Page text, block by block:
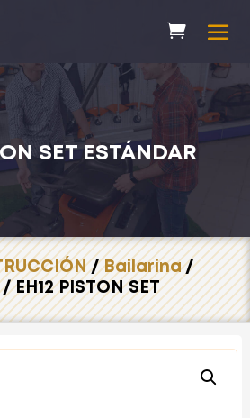
SET ESTÁNDAR
/Bailarina/
/ EH12 PISTON SET